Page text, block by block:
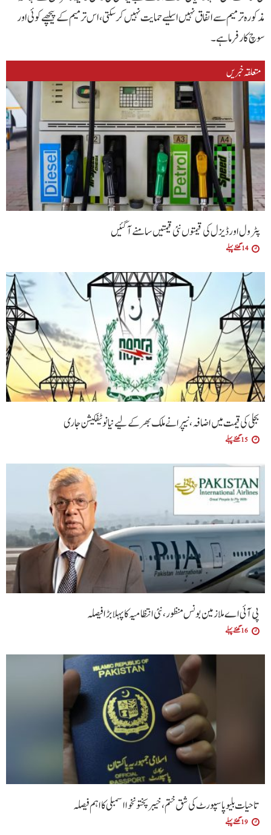
مذکورہ ترمیم سے اتفاق نہیں اسلیے حمایت نہیں کر سکتی، اس ترمیم کے پیچھے کوئی اور
سوچ کار فرما ہے۔
متعلقہ خبریں
پٹرول اور ڈیزل کی قیمتوں نئی قیمتیں سامنے آگئیں
14 گھنٹے پہلے
بجلی کی قیمت میں اضافہ، نیپرا نے ملک بھر کے لیے نیا نوٹیفکیشن جاری
15 گھنٹے پہلے
پی آئی اے ملازمین بونس منظور، نئی انتظامیہ کا پہلا بڑا فیصلہ
16 گھنٹے پہلے
تاحیات بلیو پاسپورٹ کی شق ختم، خیبر پختونخوا اسمبلی کا اہم فیصلہ
19 گھنٹے پہلے